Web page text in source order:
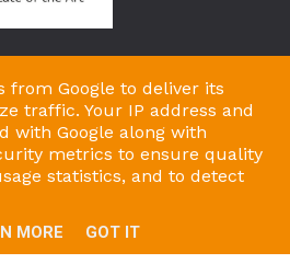
Particulieren. All Rights Reserved.
UP-TO-DATE WebDesign
from Google to deliver its
traffic. Your IP address and
with Google along with
metrics to ensure quality
statistics, and to detect
MORE GOT IT